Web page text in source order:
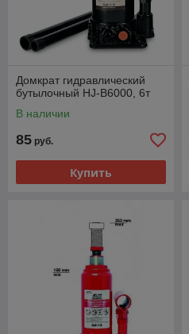
Домкрат гидравлический
бутылочный HJ-B6000, 6т
В наличии
85 руб.
Купить